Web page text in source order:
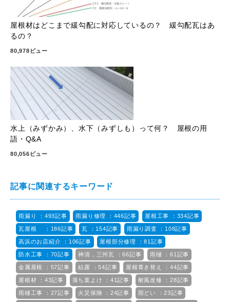
屋根材はどこまで緩勾配に対応しているの？ 緩勾配瓦はあ
るの？
80,978ビュー
水上（みずかみ）、水下（みずしも）って何？ 屋根の用
語・Q&A
80,056ビュー
記事に関連するキーワード
雨漏り ：493記事 雨漏り修理 ：446記事 屋根工事 ：334記事
瓦屋根 ：186記事 瓦 ：154記事 雨漏り調査 ：108記事
高浜のお店紹介 ：106記事 屋根部分修理 ：81記事
防水工事 ：70記事 神清，三州瓦 ：66記事 雨樋 ：61記事
金属屋根 ：57記事 結露 ：54記事 屋根葺き替え ：44記事
屋根材 ：43記事 落ち葉よけ ：41記事 耐風改修 ：28記事
雨樋工事 ：27記事 火災保険 ：24記事 雨どい ：23記事